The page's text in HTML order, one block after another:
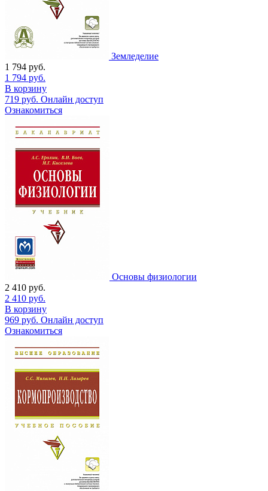
Земледелие
1 794 руб.
1 794 руб.
В корзину
719 руб. Онлайн доступ
Ознакомиться
Основы физиологии
2 410 руб.
2 410 руб.
В корзину
969 руб. Онлайн доступ
Ознакомиться